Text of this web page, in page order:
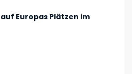
Europas Plätzen im